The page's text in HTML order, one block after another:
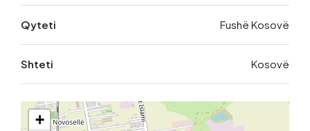
Qyteti Fushë Kosovë
Shteti Kosovë
+